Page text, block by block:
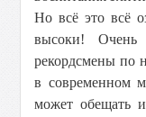
Но всё это всё
высоки!
рекордсмены по
в современном
может обещать